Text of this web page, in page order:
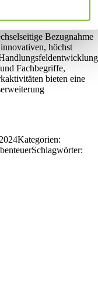
praktisch tätige
Fachkräfte, die mit
Bezugnahme
höchst
Fachbegriffe,
bieten eine
Kategorien:
Schlagwörter: